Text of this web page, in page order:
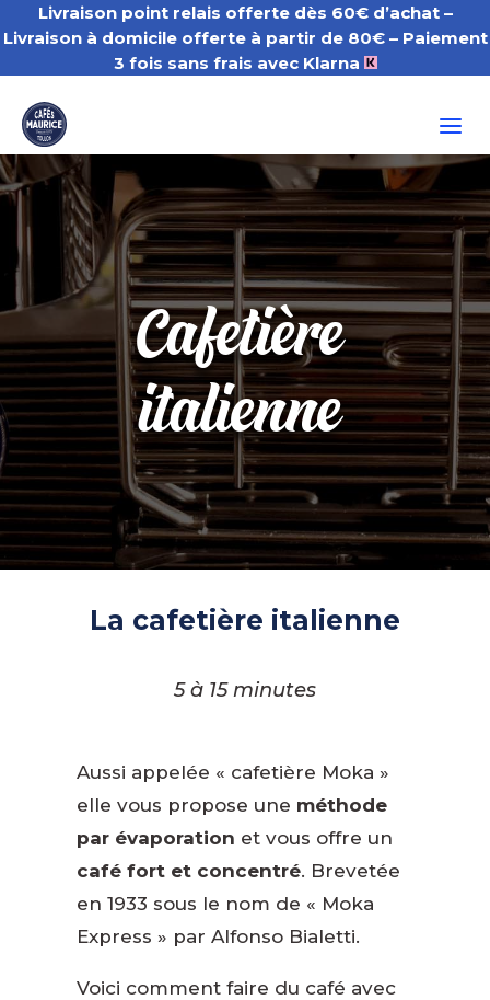
Livraison point relais offerte dès 60€ d’achat –
Livraison à domicile offerte à partir de 80€ – Paiement
3 fois sans frais avec Klarna
a
Cafetière
italienne
La cafetière italienne
5 à 15 minutes
Aussi appelée « cafetière Moka »
elle vous propose une méthode
par évaporation et vous offre un
café fort et concentré. Brevetée
en 1933 sous le nom de « Moka
Express » par Alfonso Bialetti.
Voici comment faire du café avec